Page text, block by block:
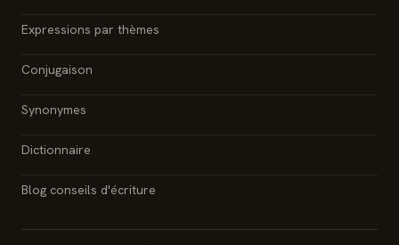
Expressions par thèmes
Conjugaison
Synonymes
Dictionnaire
Blog conseils d'écriture